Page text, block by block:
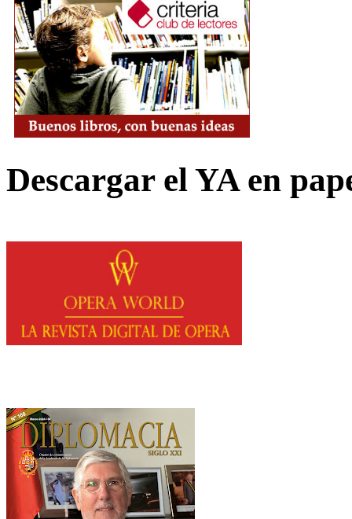
Descargar el YA en